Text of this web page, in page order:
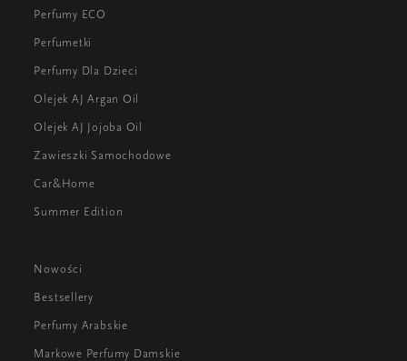
które od lat inspiruje i przyciąga miłośników
Perfumy ECO
Perfumetki
Perfumy Dla Dzieci
Olejek AJ Argan Oil
Olejek AJ Jojoba Oil
Zawieszki Samochodowe
Car&Home
Summer Edition
Nowości
Bestsellery
Perfumy Arabskie
Markowe Perfumy Damskie